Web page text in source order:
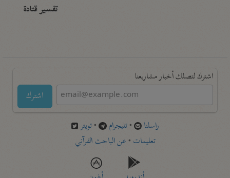
تفسير قتادة
اشترك لتصلك أخبار مشاريعنا
اشترك
راسلنا •تليجرام •تويتر
تعليمات •عن الباحث القرآني